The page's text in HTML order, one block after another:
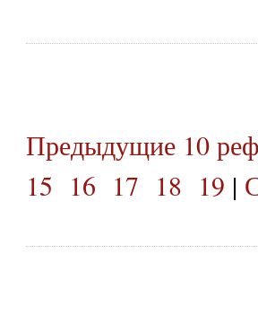
Предыдущие 10
15 16 17 18 19 |